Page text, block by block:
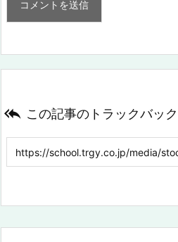
 この記事のトラックバッ